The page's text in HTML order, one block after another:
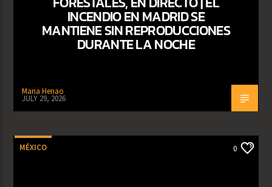
INCENDIO EN MADRID SE
MANTIENE SIN REPRODUCCIONES
DURANTE LA NOCHE
Maria Henao
JULY 29, 2026
MÉXICO 0